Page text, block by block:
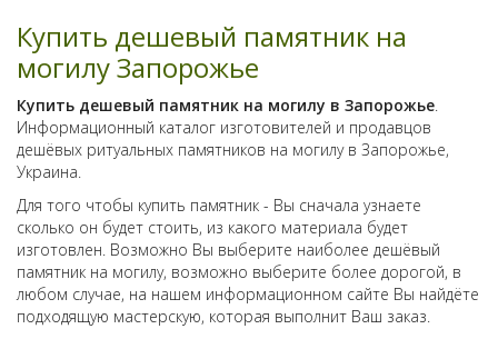
Купить дешевый памятник на
могилу Запорожье
Купить дешевый памятник на могилу в Запорожье.
Информационный каталог изготовителей и продавцов
дешёвых ритуальных памятников на могилу в Запорожье,
Украина.
Для того чтобы купить памятник - Вы сначала узнаете
сколько он будет стоить, из какого материала будет
изготовлен. Возможно Вы выберите наиболее дешёвый
памятник на могилу, возможно выберите более дорогой, в
любом случае, на нашем информационном сайте Вы найдёте
подходящую мастерскую, которая выполнит Ваш заказ.